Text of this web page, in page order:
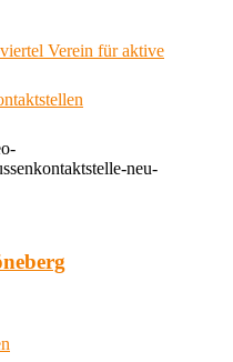
Verein für aktive
neu-